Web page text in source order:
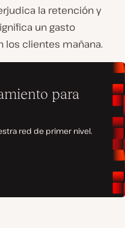
la retención y
un gasto
los clientes mañana.